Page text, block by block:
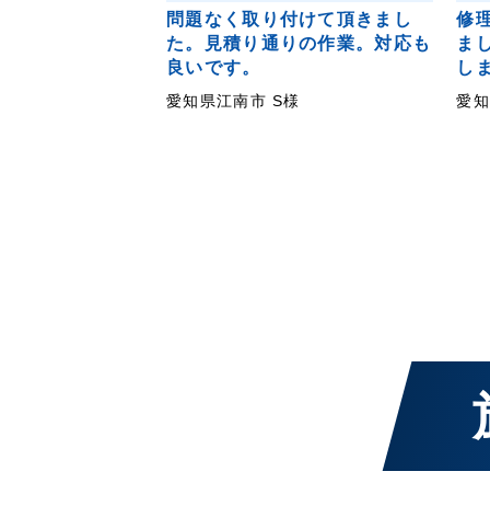
問題なく取り付けて頂きまし
た。見積り通りの作業。対応も
良いです。
愛知県江南市 S様
修
ま
し
愛